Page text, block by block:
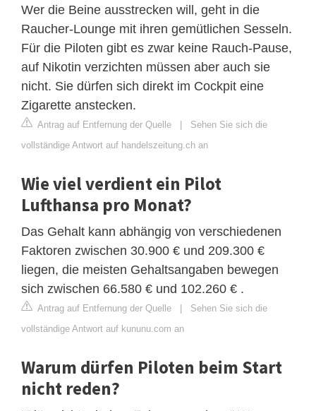
Wer die Beine ausstrecken will, geht in die
Raucher-Lounge mit ihren gemütlichen Sesseln.
Für die Piloten gibt es zwar keine Rauch-Pause,
auf Nikotin verzichten müssen aber auch sie
nicht. Sie dürfen sich direkt im Cockpit eine
Zigarette anstecken.
Antrag auf Entfernung der Quelle | Sehen Sie sich die
vollständige Antwort auf handelszeitung.ch an
Wie viel verdient ein Pilot
Lufthansa pro Monat?
Das Gehalt kann abhängig von verschiedenen
Faktoren zwischen 30.900 € und 209.300 €
liegen, die meisten Gehaltsangaben bewegen
sich zwischen 66.580 € und 102.260 € .
Antrag auf Entfernung der Quelle | Sehen Sie sich die
vollständige Antwort auf kununu.com an
Warum dürfen Piloten beim Start
nicht reden?